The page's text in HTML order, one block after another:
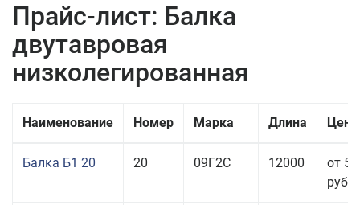
Прайс-лист: Балка
двутавровая
низколегированная
Наименование Номер Марка Длина Цена
Балка Б1 20 20 09Г2С 12000
от
руб.